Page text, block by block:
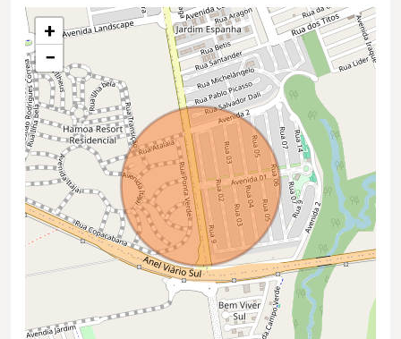
+
−